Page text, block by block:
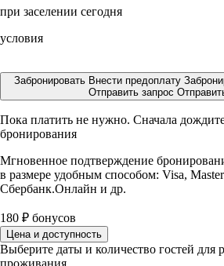
при заселении сегодня
условия
Забронировать Внести предоплату
Отправить запрос
Пока платить не нужно. Сначала
бронирования
Мгновенное подтверждение
в размере удобным способом: Visa,
Сбербанк.Онлайн и др.
180 ₽ бонусов
Цена и доступность
Выберите даты и количество гостей для
проживания